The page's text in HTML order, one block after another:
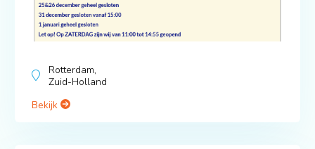
Rotterdam,
Zuid-Holland
Bekijk